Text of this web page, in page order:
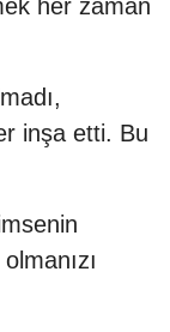
her zaman
inşa etti. Bu